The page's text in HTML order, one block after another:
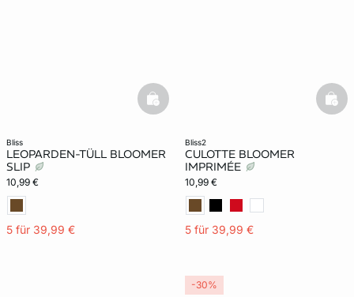
bliss
LEOPARDEN-TÜLL BLOOMER
SLIP
10,99 €
5 für 39,99 €
basketfull
bliss2
CULOTTE BLOOMER
IMPRIMÉE
10,99 €
5 für 39,99 €
-30%